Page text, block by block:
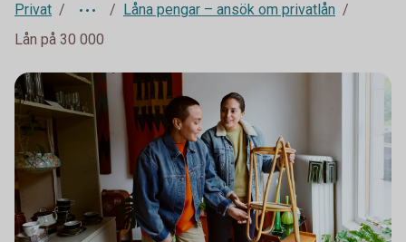
Privat
Låna pengar – ansök om privatlån
Lån på 30 000